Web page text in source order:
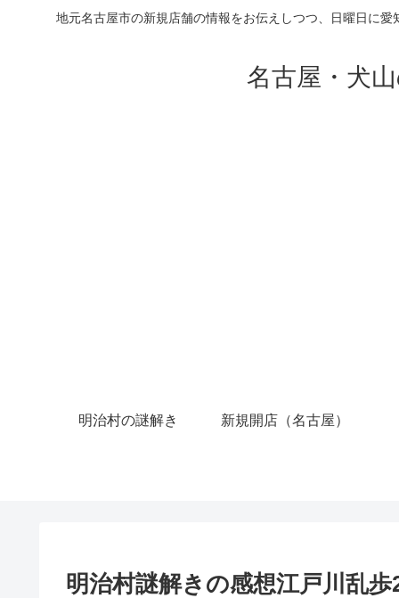
地元名古屋市の新規店舗の情報をお伝えしつつ、日曜日に
名古屋・犬
明治村の謎解き 新規開店（名古屋）
明治村謎解きの感想江戸川乱